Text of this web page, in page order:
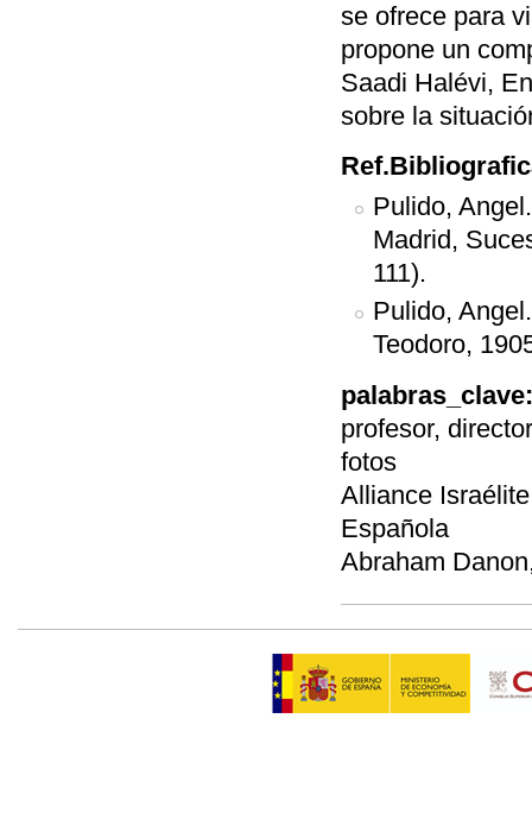
se ofrece para
propone un
Saadi Halévi,
sobre la
Pulido,
Madrid,
111).
Pulido,
Teodoro,
profesor, director
fotos
Alliance
Española
Abraham